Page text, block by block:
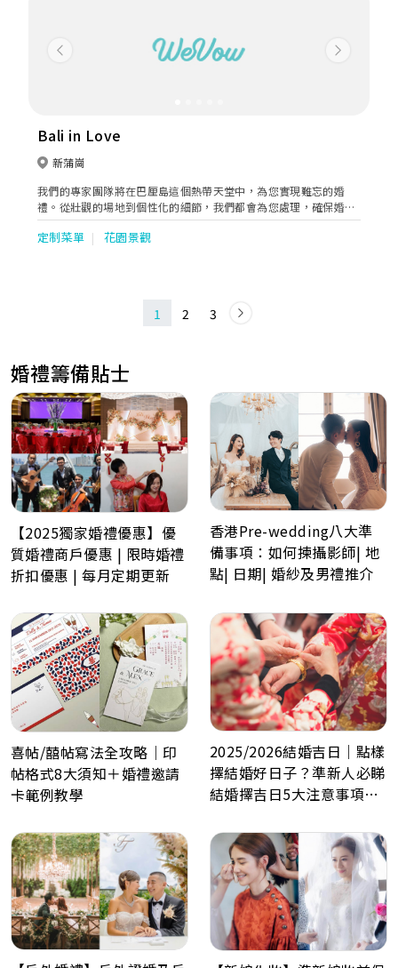
Previous Next
Bali in Love
新蒲崗
我們的專家團隊將在巴厘島這個熱帶天堂中，為您實現難忘的婚
禮。從壯觀的場地到個性化的細節，我們都會為您處理，確保婚禮
的每一個環節都輕鬆無憂、順利進行。準備好在巴厘島的自然美景
下，說出「我願意」了嗎？我們將為您實現夢想中的婚禮。 在巴厘
們聯繫，讓我們一起啟動您通往巴厘島婚禮的魔幻旅程。
定制菜單 花園景觀
1 2 3
婚禮籌備貼士
【2025獨家婚禮優惠】優
質婚禮商戶優惠 | 限時婚禮
折扣優惠 | 每月定期更新
香港Pre-wedding八大準
備事項：如何揀攝影師| 地
點| 日期| 婚紗及男禮推介
喜帖/囍帖寫法全攻略｜印
帖格式8大須知＋婚禮邀請
卡範例教學
2025/2026結婚吉日｜點樣
擇結婚好日子？準新人必睇
結婚擇吉日5大注意事項！